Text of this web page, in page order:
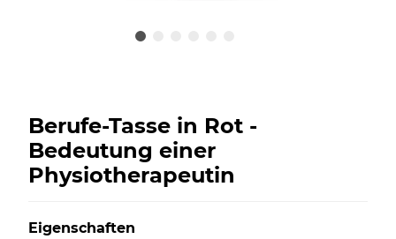
Berufe-Tasse in Rot -
Bedeutung einer
Physiotherapeutin
Eigenschaften